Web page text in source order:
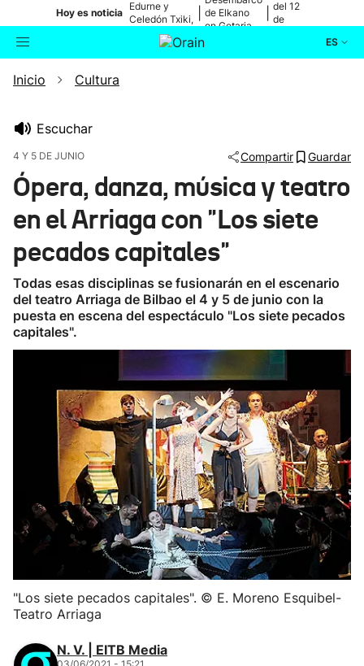
Hoy es noticia
Edurne y
Celedón Txiki,
en directo
de Elkano
en Getaria
del 12
de
ES
Buscador
Ikusmiran
Eguraldia
Inicio Cultura
Escuchar
4 Y 5 DE JUNIO Compartir Guardar
Ópera, danza, música y teatro
en el Arriaga con "Los siete
pecados capitales"
Todas esas disciplinas se fusionarán en el escenario
del teatro Arriaga de Bilbao el 4 y 5 de junio con la
puesta en escena del espectáculo "Los siete pecados
capitales".
"Los siete pecados capitales". © E. Moreno Esquibel-
Teatro Arriaga
N. V. | EITB Media